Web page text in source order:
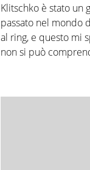
Klitschko è stato un
passato nel mondo
al ring, e questo mi
non si può